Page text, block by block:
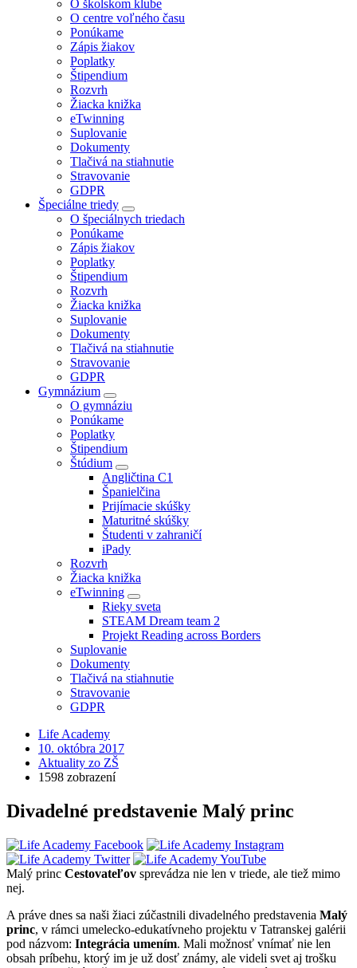
O školskom klube
O centre voľného času
Ponúkame
Zápis žiakov
Poplatky
Štipendium
Rozvrh
Žiacka knižka
eTwinning
Suplovanie
Dokumenty
Tlačivá na stiahnutie
Stravovanie
GDPR
Špeciálne triedy
O špeciálnych triedach
Ponúkame
Zápis žiakov
Poplatky
Štipendium
Rozvrh
Žiacka knižka
Suplovanie
Dokumenty
Tlačivá na stiahnutie
Stravovanie
GDPR
Gymnázium
O gymnáziu
Ponúkame
Poplatky
Štipendium
Štúdium
Angličtina C1
Španielčina
Prijímacie skúšky
Maturitné skúšky
Študenti v zahraničí
iPady
Rozvrh
Žiacka knižka
eTwinning
Rieky sveta
STEAM Dream team 2
Projekt Reading across Borders
Suplovanie
Dokumenty
Tlačivá na stiahnutie
Stravovanie
GDPR
Life Academy
10. októbra 2017
Aktuality zo ZŠ
1598 zobrazení
Divadelné predstavenie Malý princ
Malý princ Cestovateľov sprevádza nie len v triede, ale tiež mimo
nej.
A práve dnes sa naši žiaci zúčastnili divadelného predstavenia Malý
princ, v rámci umelecko-edukatívneho projektu v Tatranskej galérii
pod názvom: Integrácia umením. Mali možnosť vnímať nie len
obsah príbehu, ktorý im je už dosť známy, ale videli svet aj trošku